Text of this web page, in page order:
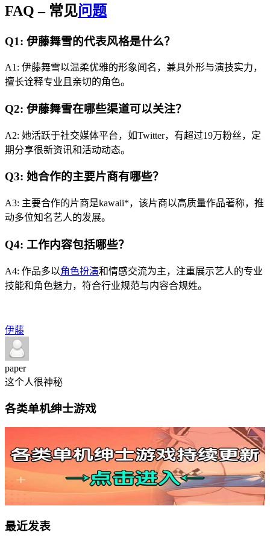
FAQ – 常见问题
Q1: 伊藤舞雪的代表风格是什么？
A1: 伊藤舞雪以温柔优雅的形象闻名，兼具外形与演技实力，
擅长诠释专业且亲切的角色。
Q2: 伊藤舞雪在哪些渠道可以关注？
A2: 她活跃于社交媒体平台，如Twitter，有超过19万粉丝，定
期分享很新资讯和活动动态。
Q3: 她合作的主要片商有哪些？
A3: 主要合作的片商是kawaii*，该片商以高质量作品著称，推
动多位知名艺人的发展。
Q4: 工作内容包括哪些？
A4: 作品多以角色扮演和情感交流为主，注重展示艺人的专业
技能和角色魅力，符合行业规范与内容合规姓。
伊藤
paper
这个人很神秘
各类单机绅士游戏
最近发表